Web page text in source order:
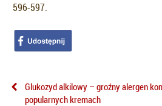
596-597.
Glukozyd alkilowy – groźny alergen
popularnych kremach